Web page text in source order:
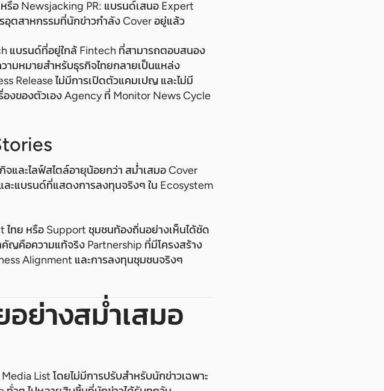
รือ Newsjacking PR: แบรนด์เสนอ Expert
ตสาหกรรมที่นักข่าวกำลัง Cover อยู่แล้ว
แบรนด์ที่อยู่ใกล้ Fintech ที่สามารถตอบสนอง
ามหมายสำหรับธุรกิจไทยกลายเป็นแหล่ง
Release ไม่มีการเปิดตัวแคมเปญ และไม่มี
งของตัวเอง Agency ที่ Monitor News Cycle
และไลฟ์สไตล์อายุน้อยกว่า สม่ำเสมอ Cover
ะแบรนด์ที่แสดงการลงทุนจริงๆ ใน Ecosystem
ไทย หรือ Support ชุมชนท้องถิ่นอย่างเห็นได้ชัด
ญคือความแท้จริง Partnership ที่มีโครงสร้าง
Alignment และการลงทุนชุมชนจริงๆ
อย่างสม่ำเสมอ
List โดยไม่มีการปรับสำหรับนักข่าวเฉพาะ